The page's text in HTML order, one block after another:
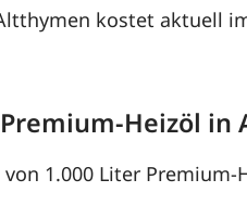
kostet aktuell
Heizöl in
von 1.000 Liter